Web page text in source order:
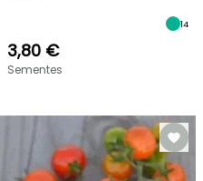
14
3,80 €
Sementes